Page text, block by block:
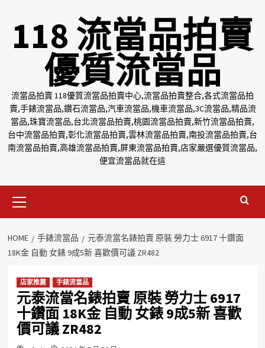
118 流當品拍賣
優質流當品
流當品拍賣 118優質流當品拍賣中心,流當品拍賣整合,各式流當品拍
賣,手錶流當品,鑽石流當品,汽車流當品,機車流當品,3C流當品,精品流
當品,珠寶流當品,台北流當品拍賣,桃園流當品拍賣,新竹流當品拍賣,
台中流當品拍賣,彰化流當品拍賣,雲林流當品拍賣,南投流當品拍賣,台
南流當品拍賣,高雄流當品拍賣,屏東流當品拍賣,店家嚴選優質流當品,
便宜流當品就在這
Menu
HOME 手錶流當品
元泰流當名錶拍賣 原裝 勞力士 6917 十鑽面
18K金 自動 女錶 9成5新 喜歡價可議 ZR482
店家推薦 手錶流當品
元泰流當名錶拍賣 原裝 勞力士 6917
十鑽面 18K金 自動 女錶 9成5新 喜歡
價可議 ZR482